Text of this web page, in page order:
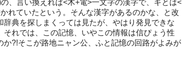
、言い換えれば<木+電>一文字の漢字で、ギとは<
れていたという。そんな漢字があるのかな、と改
辞典を探しまくっては見たが、やはり発見できな
それでは、この記憶、いやこの情報は信ぴょう性
か?!そこが路地ニャン公、ふと記憶の回路がよみが